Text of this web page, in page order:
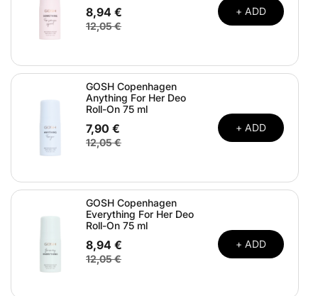
8,94 €
12,05 €
+ ADD
GOSH Copenhagen
Anything For Her Deo
Roll-On 75 ml
7,90 €
12,05 €
+ ADD
GOSH Copenhagen
Everything For Her Deo
Roll-On 75 ml
8,94 €
12,05 €
+ ADD